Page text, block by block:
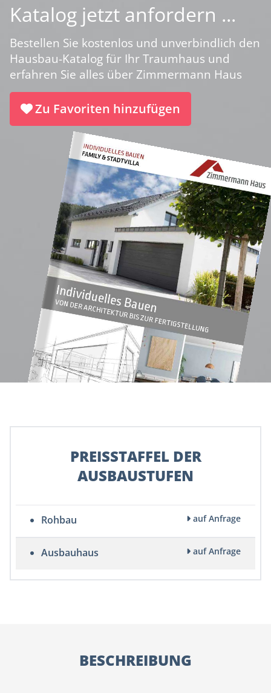
Katalog jetzt anfordern ...
Bestellen Sie kostenlos und unverbindlich den
Hausbau-Katalog für Ihr Traumhaus und
erfahren Sie alles über Zimmermann Haus
Zu Favoriten hinzufügen
PREISSTAFFEL DER
AUSBAUSTUFEN
Rohbau auf Anfrage
Ausbauhaus auf Anfrage
BESCHREIBUNG